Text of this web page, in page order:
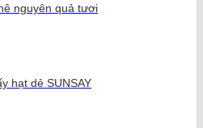
nguyên quả tươi
hạt dẻ SUNSAY